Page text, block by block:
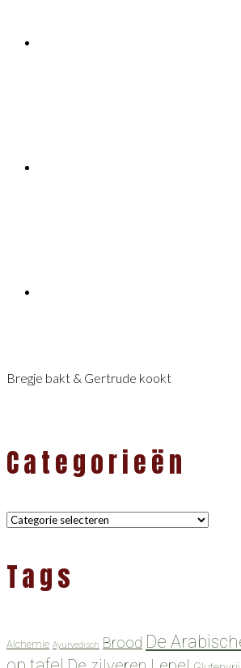
Bregje bakt & Gertrude kookt
Categorieën
Categorieën
Tags
Alchemie Ayurvedisch Brood De